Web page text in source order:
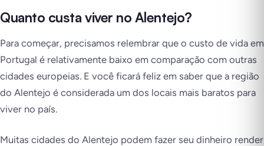
Quanto custa viver no Alentejo?
Para começar, precisamos relembrar que o custo de vida em
Portugal é relativamente baixo em comparação com outras
cidades europeias. E você ficará feliz em saber que a região
do Alentejo é considerada um dos locais mais baratos para
viver no país.
Muitas cidades do Alentejo podem fazer seu dinheiro render